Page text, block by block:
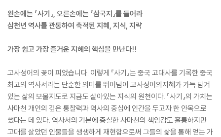
왼손에는 『사기』, 오른손에는 『삼국지』를 들어라
삼천년 역사를 관통하여 축적된 지혜, 지식, 지략
가장 쉽고 가장 즐거운 지혜의 핵심을 만난다!!
고사성어의 꽃이 피었습니다. 이렇게 『사기』는 중국 고대사를 기록한 중국
최고의 역사서라는 단순한 의미를 뛰어넘어 고사성어의지혜가 가득 담겨
있는 삶의 보물지도로 지금도 살아있는 지식의 원천이다. 『사기』의 가치는
사마천 개인의 깊은 통찰력과 역사의 중심에 인간을 두고자 한 안목으로
썼다는 데 있다. 역사서의 기본에 충실한 사마천의 책임감도 훌륭하지만
고대를 살았던 인물들을 생생하게 재현함으로써 그들의 삶을 통해 얻는 가